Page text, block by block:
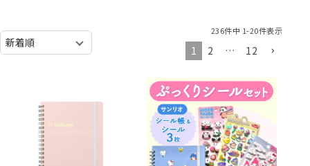
236件中 1-20件表示
1 2 … 12